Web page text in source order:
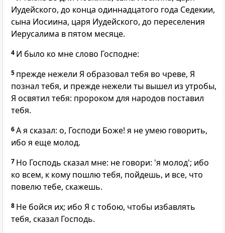
Иудейского, до конца одиннадцатого года Седекии,
сына Иосиина, царя Иудейского, до переселения
Иерусалима в пятом месяце.
4 И было ко мне слово Господне:
5 прежде нежели Я образовал тебя во чреве, Я
познал тебя, и прежде нежели ты вышел из утробы,
Я освятил тебя: пророком для народов поставил
тебя.
6А я сказал: о, Господи Боже! я не умею говорить,
ибо я еще молод.
7 Но Господь сказал мне: не говори: 'я молод'; ибо
ко всем, к кому пошлю тебя, пойдешь, и все, что
повелю тебе, скажешь.
8 Не бойся их; ибо Я с тобою, чтобы избавлять
тебя, сказал Господь.